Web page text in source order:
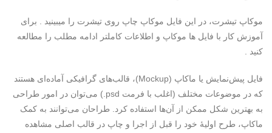
موکاپ تیشرت، در این فایل موکاپ چاپ روی تیشرت را میبینید . برای
آموزش کار با فایل ها موکاپ و اطلاعات کاملتر ادامه مطلب را مطالعه
کنید .
فایل پیش‌نمایش یا ماکاپ (Mockup)، قالب‌های گرافیکی آماده‌ای هستند
که در موضوعات مختلف (اغلب با فرمت psd.) می‌توان در امور طراحی
به بهترین شکل ممکن از آن‌ها استفاده کرد. طراحان می‌توانند به کمک
ماکاپ، طرح اولیهٔ خود را قبل از اجرا و چاپ در قالب اصلی مشاهده